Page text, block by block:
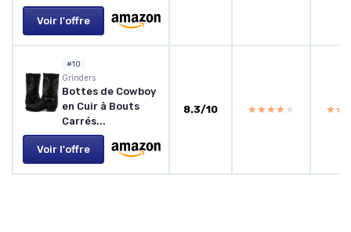
Voir l'offre
#10
Grinders
Bottes de Cowboy
en Cuir à Bouts
Carrés...
Voir l'offre
8.3/10 ★★★★★
★★★★★